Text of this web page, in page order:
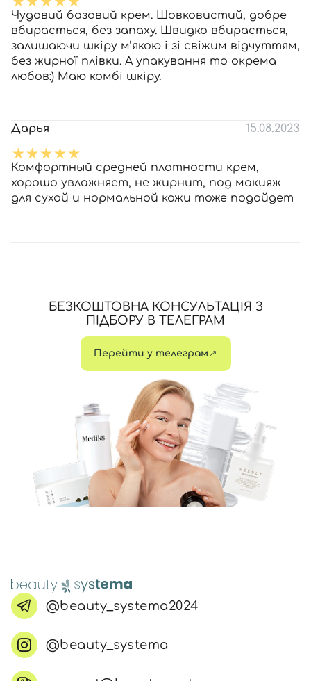
Чудовий базовий крем. Шовковистий, добре
вбирається, без запаху. Швидко вбирається,
залишаючи шкіру м’якою і зі свіжим відчуттям,
без жирної плівки. А упакування то окрема
любов:) Маю комбі шкіру.
Дарья 15.08.2023
Комфортный средней плотности крем,
хорошо увлажняет, не жирнит, под макияж
для сухой и нормальной кожи тоже подойдет
БЕЗКОШТОВНА КОНСУЛЬТАЦІЯ З
ПІДБОРУ В ТЕЛЕГРАМ
Перейти у телеграм
@beauty_systema2024
@beauty_systema